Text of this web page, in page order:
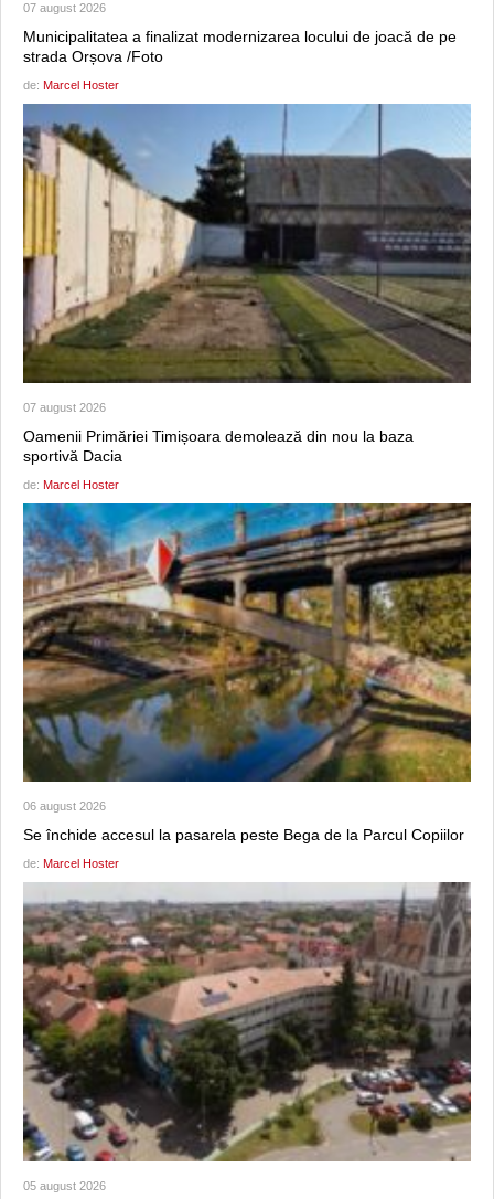
07 august 2026
Municipalitatea a finalizat modernizarea locului de joacă de pe
strada Orșova /Foto
de: Marcel Hoster
07 august 2026
Oamenii Primăriei Timișoara demolează din nou la baza
sportivă Dacia
de: Marcel Hoster
06 august 2026
Se închide accesul la pasarela peste Bega de la Parcul Copiilor
de: Marcel Hoster
05 august 2026